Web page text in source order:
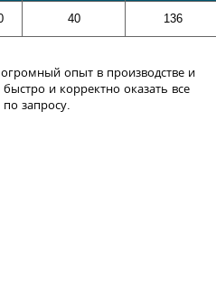
40 136
опыт в производстве и
и корректно оказать все
запросу.